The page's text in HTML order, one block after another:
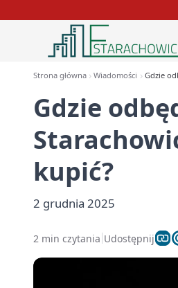
Strona główna Wiadomości Gdzie
Gdzie
kupić?
2 grudnia 2025
2 min czytania Udostępnij